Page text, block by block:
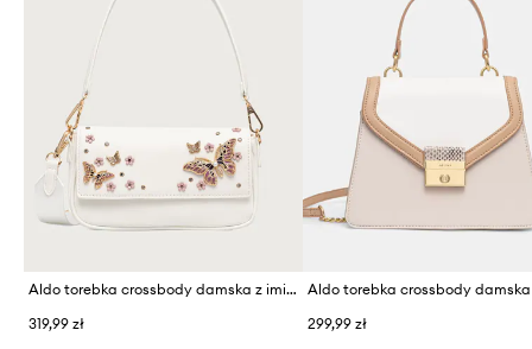
Aldo torebka crossbody damska z imitacji skóry LUNABLOOM
319,99 zł
299,99 zł